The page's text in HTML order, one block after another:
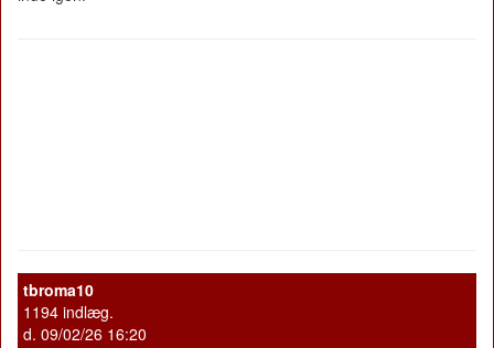
tbroma10
1194 indlæg.
d. 09/02/26 16:20